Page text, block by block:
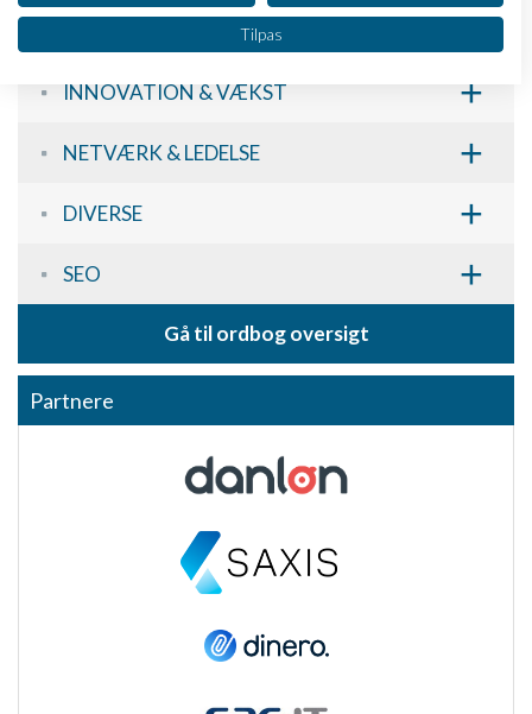
ADMINISTRATION & PENGE +
INNOVATION & VÆKST +
NETVÆRK & LEDELSE +
DIVERSE +
SEO +
Gå til ordbog oversigt
Partnere
Vi bruger dine data til følgende formål:
IAB's behandlingsformål:
Opbevare og/eller tilgå oplysninger på en
enhed
Bruge begrænsede oplysninger til at vælge
Oprette profiler til tilpasset annoncering
Bruge profiler til at vælge tilpasset
Oprette profiler for at tilpasse indhold
Bruge profiler til at vælge tilpasset indhold
Måle indholdseffektivitet
Forstå målgrupper gennem statistikker eller
kombinationer af oplysninger fra forskellige
Tilpas